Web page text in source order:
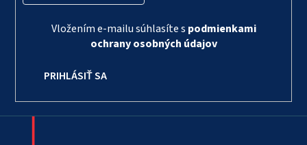
Vložením e-mailu súhlasíte s podmienkami
ochrany osobných údajov
PRIHLÁSIŤ SA